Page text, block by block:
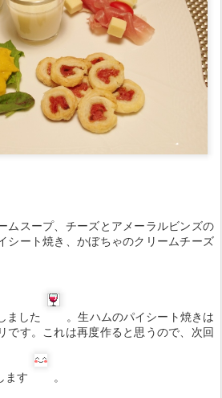
ムスープ、チーズとアメーラルビンズの
シート焼き、かぼちゃのクリームチーズ
ました
。生ハムのパイシート焼きは
です。これは再度作ると思うので、次回
ます
。